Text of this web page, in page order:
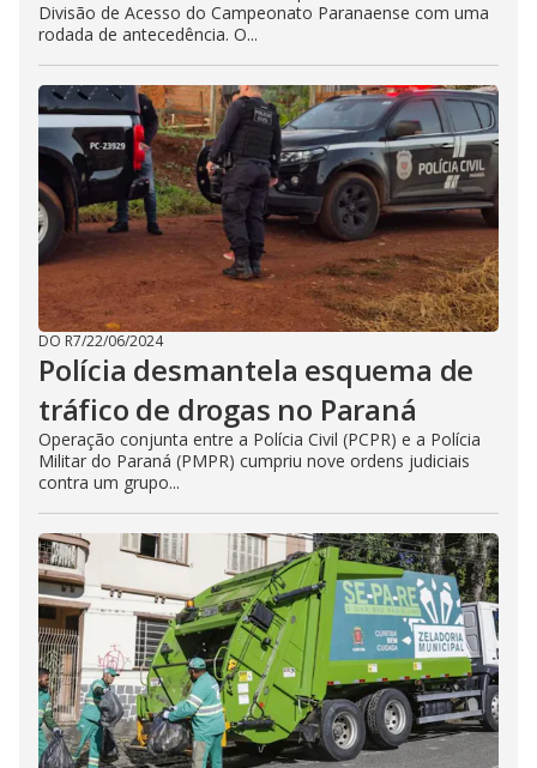
Divisão de Acesso do Campeonato Paranaense com uma
rodada de antecedência. O...
DO R7/22/06/2024
Polícia desmantela esquema de
tráfico de drogas no Paraná
Operação conjunta entre a Polícia Civil (PCPR) e a Polícia
Militar do Paraná (PMPR) cumpriu nove ordens judiciais
contra um grupo...